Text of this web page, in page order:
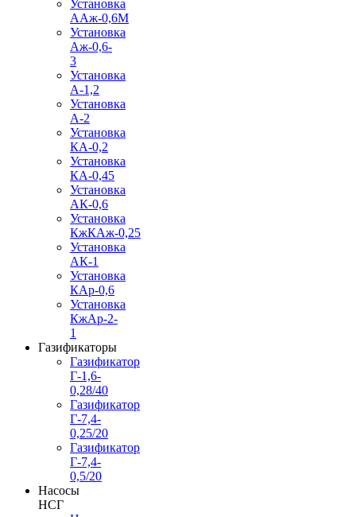
Установка
ААж-0,6М
Установка
Аж-0,6-
3
Установка
А-1,2
Установка
А-2
Установка
КА-0,2
Установка
КА-0,45
Установка
АК-0,6
Установка
КжКАж-0,25
Установка
АК-1
Установка
КАр-0,6
Установка
КжАр-2-
1
Газификаторы
Газификатор
Г-1,6-
0,28/40
Газификатор
Г-7,4-
0,25/20
Газификатор
Г-7,4-
0,5/20
Насосы
НСГ